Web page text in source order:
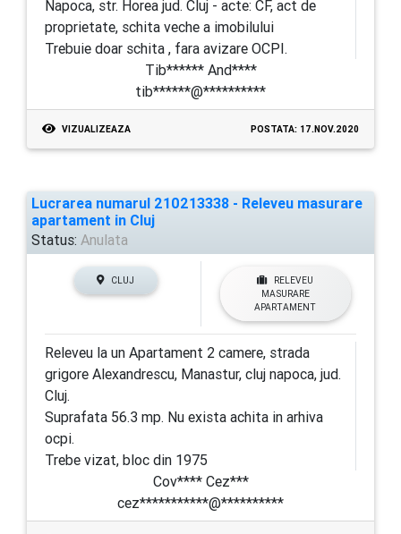
Napoca, str. Horea jud. Cluj - acte: CF, act de
proprietate, schita veche a imobilului
Trebuie doar schita , fara avizare OCPI.
Tib****** And****
tib******@**********
VIZUALIZEAZA POSTATA: 17.NOV.2020
Lucrarea numarul 210213338 - Releveu masurare
apartament in Cluj
Status: Anulata
CLUJ
RELEVEU
MASURARE
APARTAMENT
Releveu la un Apartament 2 camere, strada
grigore Alexandrescu, Manastur, cluj napoca, jud.
Cluj.
Suprafata 56.3 mp. Nu exista achita in arhiva
ocpi.
Trebe vizat, bloc din 1975
Cov**** Cez***
cez***********@**********